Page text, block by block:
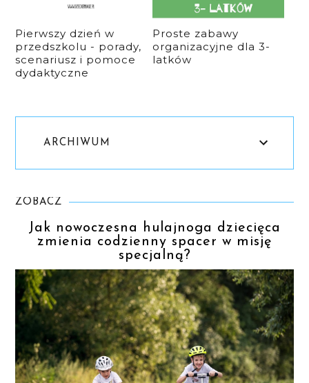
Pierwszy dzień w
przedszkolu - porady,
scenariusz i pomoce
dydaktyczne
Proste zabawy
organizacyjne dla 3-
latków
ARCHIWUM
ZOBACZ
Jak nowoczesna hulajnoga dziecięca
zmienia codzienny spacer w misję
specjalną?